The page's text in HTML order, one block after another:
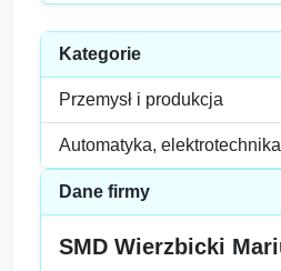
Kategorie
Przemysł i produkcja
Automatyka,
Dane firmy
SMD Wierzbicki